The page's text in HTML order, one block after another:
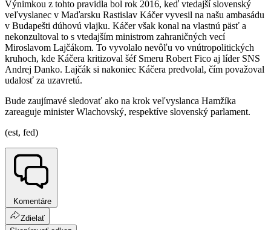
Výnimkou z tohto pravidla bol rok 2016, keď vtedajší slovenský
veľvyslanec v Maďarsku Rastislav Káčer vyvesil na našu ambasádu
v Budapešti dúhovú vlajku. Káčer však konal na vlastnú päsť a
nekonzultoval to s vtedajším ministrom zahraničných vecí
Miroslavom Lajčákom. To vyvolalo nevôľu vo vnútropolitických
kruhoch, kde Káčera kritizoval šéf Smeru Robert Fico aj líder SNS
Andrej Danko. Lajčák si nakoniec Káčera predvolal, čím považoval
udalosť za uzavretú.
Bude zaujímavé sledovať ako na krok veľvyslanca Hamžíka
zareaguje minister Wlachovský, respektíve slovenský parlament.
(est, fed)
Komentáre
Zdielať